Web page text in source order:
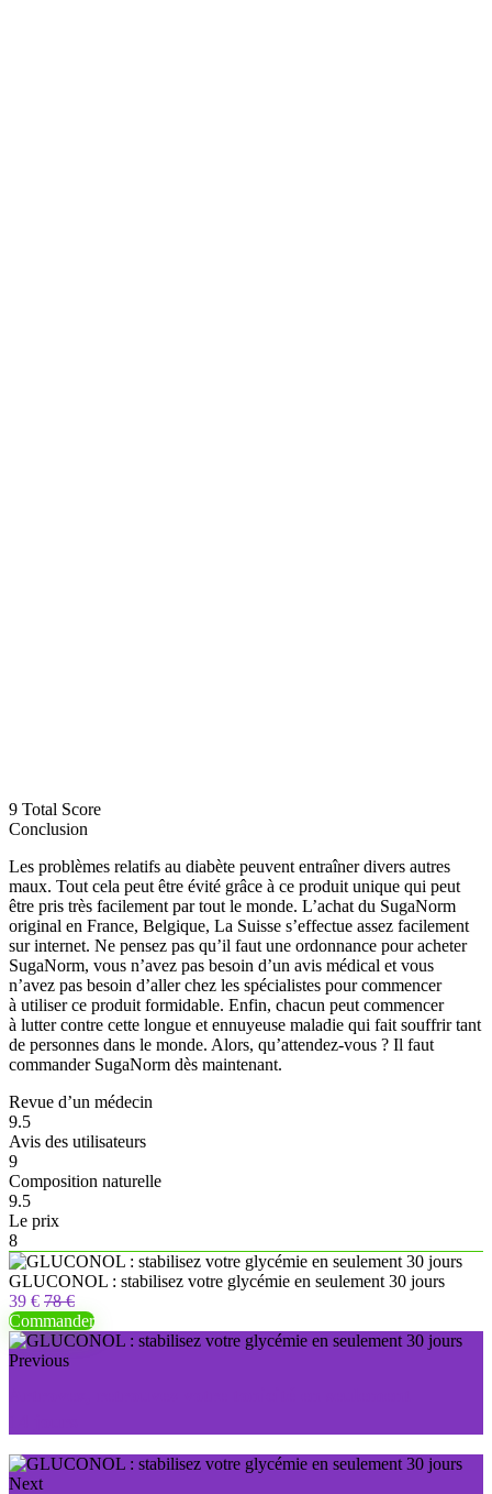
9 Total Score
Conclusion
Les problèmes relatifs au diabète peuvent entraîner divers autres
maux. Tout cela peut être évité grâce à ce produit unique qui peut
être pris très facilement par tout le monde. L’achat du SugaNorm
original en France, Belgique, La Suisse s’effectue assez facilement
sur internet. Ne pensez pas qu’il faut une ordonnance pour acheter
SugaNorm, vous n’avez pas besoin d’un avis médical et vous
n’avez pas besoin d’aller chez les spécialistes pour commencer
à utiliser ce produit formidable. Enfin, chacun peut commencer
à lutter contre cette longue et ennuyeuse maladie qui fait souffrir tant
de personnes dans le monde. Alors, qu’attendez-vous ? Il faut
commander SugaNorm dès maintenant.
Revue d’un médecin
9.5
Avis des utilisateurs
9
Composition naturelle
9.5
Le prix
8
GLUCONOL : stabilisez votre glycémie en seulement 30 jours
39 € 78 €
Commander
Previous
Next